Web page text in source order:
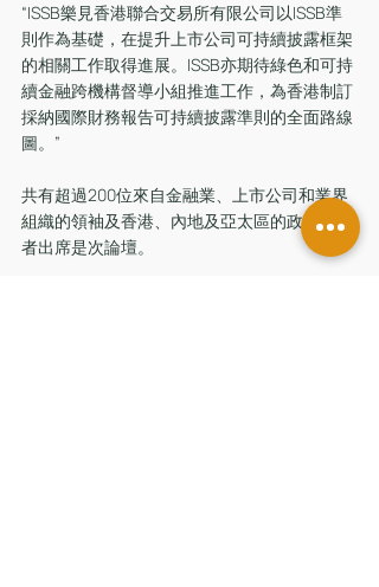
“ISSB樂見香港聯合交易所有限公司以ISSB準
則作為基礎，在提升上市公司可持續披露框架
的相關工作取得進展。ISSB亦期待綠色和可持
續金融跨機構督導小組推進工作，為香港制訂
採納國際財務報告可持續披露準則的全面路線
圖。”
共有超過200位來自金融業、上市公司和業界
組織的領袖及香港、內地及亞太區的政策制定
者出席是次論壇。